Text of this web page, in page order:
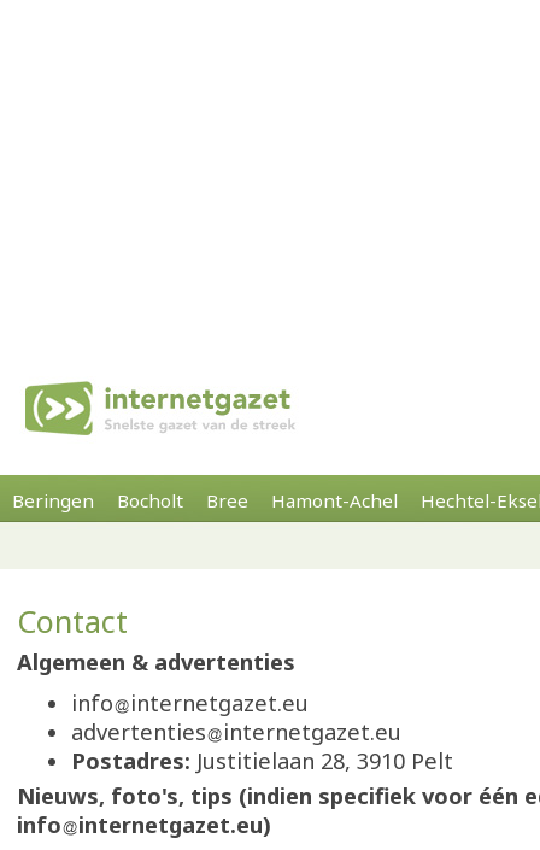
Beringen Bocholt Bree Hamont-Achel Hechtel-
Contact
Algemeen & advertenties
info
internetgazet.eu
advertenties
internetgazet.eu
Postadres: Justitielaan 28, 3910 Pelt
Nieuws, foto's, tips (indien specifiek voor één
info
internetgazet.eu)